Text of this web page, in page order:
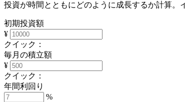
投資が時間とともにどのように成長するか計算。
初期投資額
¥
クイック：
毎月の積立額
¥
クイック：
年間利回り
%